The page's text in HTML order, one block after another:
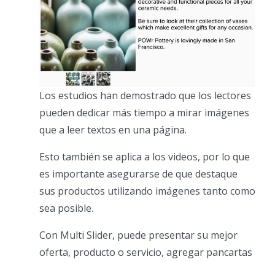
Los estudios han demostrado que los lectores
pueden dedicar más tiempo a mirar imágenes
que a leer textos en una página.
Esto también se aplica a los videos, por lo que
es importante asegurarse de que destaque
sus productos utilizando imágenes tanto como
sea posible.
Con Multi Slider, puede presentar su mejor
oferta, producto o servicio, agregar pancartas